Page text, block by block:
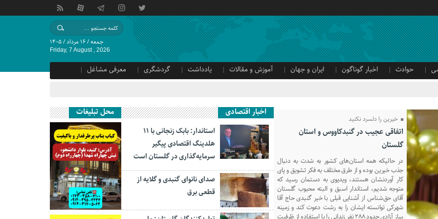
جمعه / ۱۶ مرداد / ۱۴۰۵
Friday, 7 August , 2026
حوادث اخبار گوناگون ایران و جهان آموزش و مقالات یادداشت گردشگری
معرفی مشاغل
خیرین را دلسرد نکنید
اتفاقی عجیب در‌ گنبدکاووس و استان
گلستان
در حالیکه همه استان‌های کشور به شدت به دنبال
جذب خیرین بوده و از طرق مختلف به فکر تشویق و پای
کار آوردنشان هستند، ویدیوی به دستمان رسید که
متوجه شدیم، استاندار اسبق و البته محبوب گلستان
آقای حق‌شناس از آشنایی قبلی با خیر گنبدی حاج آقا
شهرکی توانسته ایشان را به رشت دعوت کند و زمینه
اخبار اقتصادی
استاندار: بابک زنجانی با ۱۱
هلدینگ اقتصادی پیگیر
سرمایه‌گذاری در گلستان است
صدای نانوای گنبدی و گلایه از
قطعی برق
محل تبلیغات